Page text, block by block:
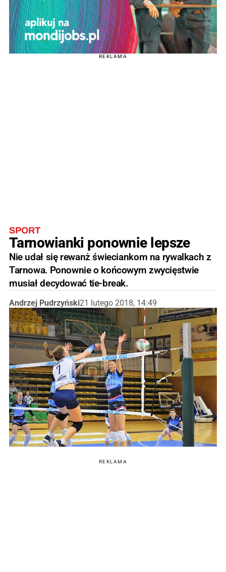
REKLAMA
SPORT
Tarnowianki ponownie lepsze
Nie udał się rewanż świeciankom na rywalkach z
Tarnowa. Ponownie o końcowym zwycięstwie
musiał decydować tie-break.
Andrzej Pudrzyński21 lutego 2018, 14:49
REKLAMA